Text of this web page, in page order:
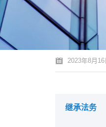
您的位置：
2023年8月16
继承法务